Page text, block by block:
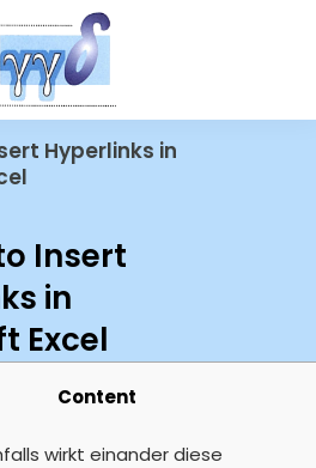
Hyperlinks in
Insert
in
Excel
Content
wirkt einander diese